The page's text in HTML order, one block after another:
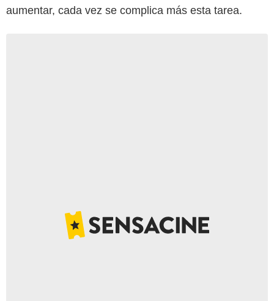
aumentar, cada vez se complica más esta tarea.